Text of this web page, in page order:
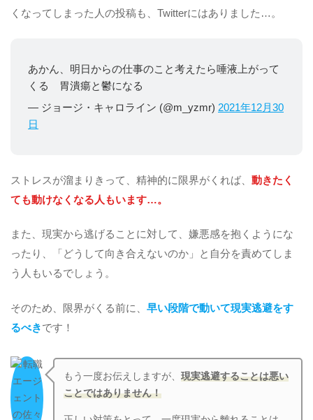
くなってしまった人の投稿も、Twitterにはありました…。
あかん、明日からの仕事のこと考えたら唾液上がって
くる 胃潰瘍と鬱になる
— ジョージ・キャロライン (@m_yzmr) 2021年12月30
日
ストレスが溜まりきって、精神的に限界がくれば、 動きたく
ても動けなくなる人もいます…。
また、現実から逃げることに対して、嫌悪感を抱くようにな
ったり、「どうして向き合えないのか」と自分を責めてしま
う人もいるでしょう。
そのため、限界がくる前に、 早い段階で動いて現実逃避をす
るべきです！
もう一度お伝えしますが、現実逃避することは悪い
ことではありません！